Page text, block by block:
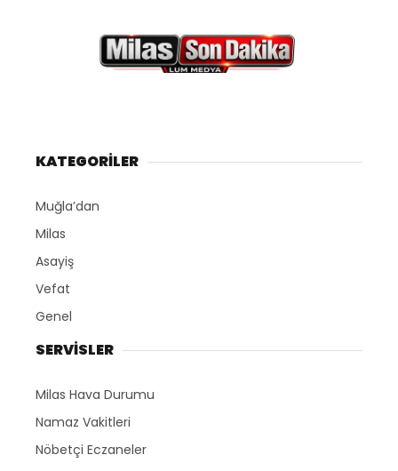
KATEGORİLER
Muğla’dan
Milas
Asayiş
Vefat
Genel
SERVİSLER
Milas Hava Durumu
Namaz Vakitleri
Nöbetçi Eczaneler